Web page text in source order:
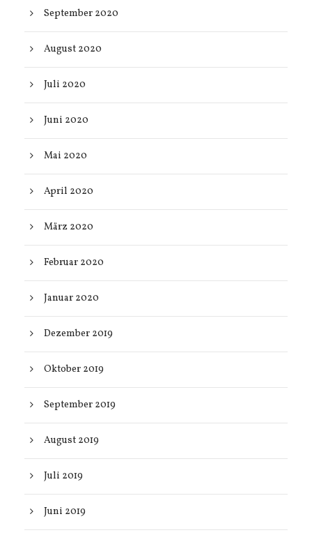
September 2020
August 2020
Juli 2020
Juni 2020
Mai 2020
April 2020
März 2020
Februar 2020
Januar 2020
Dezember 2019
Oktober 2019
September 2019
August 2019
Juli 2019
Juni 2019